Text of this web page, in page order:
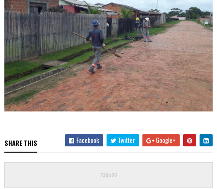
SHARE THIS Facebook Twitter Google+